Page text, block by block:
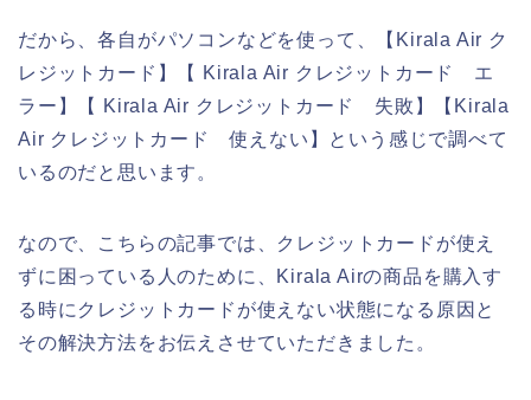
だから、各自がパソコンなどを使って、【Kirala Air ク
レジットカード】【 Kirala Air クレジットカード エ
ラー】【 Kirala Air クレジットカード 失敗】【Kirala
Air クレジットカード 使えない】という感じで調べて
いるのだと思います。
なので、こちらの記事では、クレジットカードが使え
ずに困っている人のために、Kirala Airの商品を購入す
る時にクレジットカードが使えない状態になる原因と
その解決方法をお伝えさせていただきました。